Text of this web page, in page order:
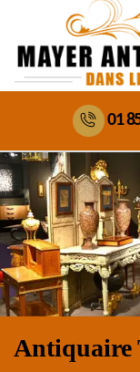
01
Antiquaire